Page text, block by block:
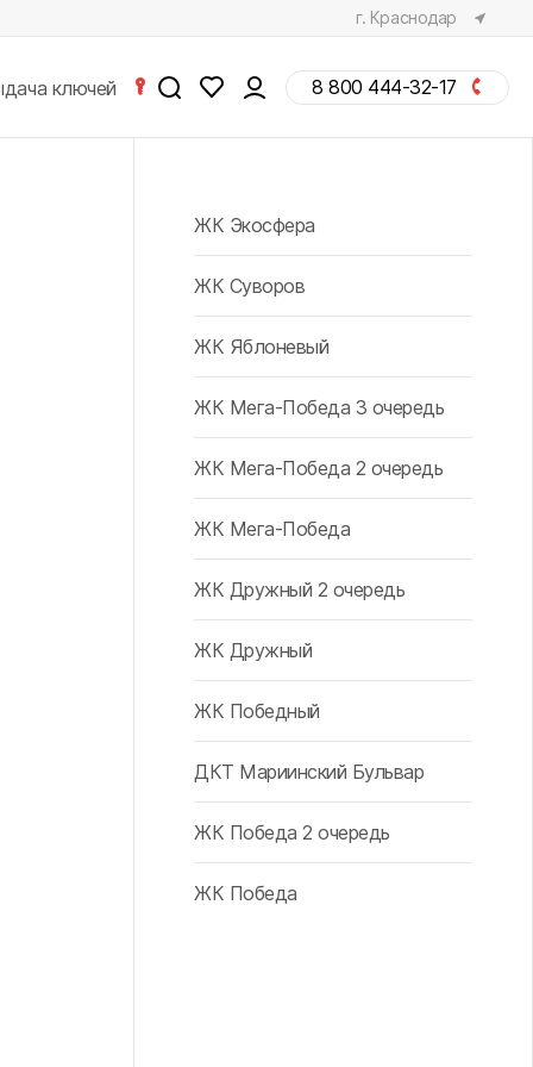
г. Краснодар
Показать все
объекты на карте
Подбор квартиры
по параметрам
ключей
Жилые комплексы
Информация
Новости
Контакты
Вакансии
8 800 444-32-17
сейчас
вечером
завтра
ЖК Экосфера
ЖК Суворов
ЖК Яблоневый
ЖК Мега-Победа 3 очередь
ЖК Мега-Победа 2 очередь
ЖК Мега-Победа
ЖК Дружный 2 очередь
ЖК Дружный
ЖК Победный
ДКТ Мариинский Бульвар
ЖК Победа 2 очередь
ЖК Победа